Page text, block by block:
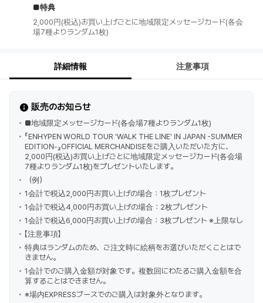
■特典
2,000円(税込)お買い上げごとに地域限定メッセージカード(各会
場7種よりランダム1枚)
詳細情報 注意事項
販売のお知らせ
■地域限定メッセージカード(各会場7種よりランダム1枚)
『ENHYPEN WORLD TOUR 'WALK THE LINE' IN JAPAN -SUMMER
EDITION-』OFFICIAL MERCHANDISEをご購入いただいた方に、
2,000円(税込)お買い上げごとに地域限定メッセージカード(各会場
7種よりランダム1枚)をプレゼントいたします。
（例）
1会計で税込2,000円お買い上げの場合：1枚プレゼント
1会計で税込4,000円お買い上げの場合：2枚プレゼント
1会計で税込6,000円お買い上げの場合：3枚プレゼント ※上限なし
【注意事項】
特典はランダムのため、ご注文時に絵柄をお選びいただくことはで
きません。
1会計でのご購入金額が対象です。複数回にわたるご購入金額を合
算することはできません。
※場内EXPRESSブースでのご購入は対象外となります。